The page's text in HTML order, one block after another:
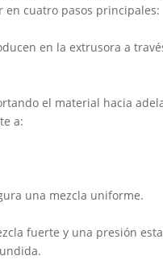
en cuatro pasos principales:
en la extrusora a
el material hacia
a:
una mezcla uniforme.
fuerte y una presión